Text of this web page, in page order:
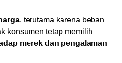
harga, terutama karena beban
konsumen tetap memilih
merek dan pengalaman